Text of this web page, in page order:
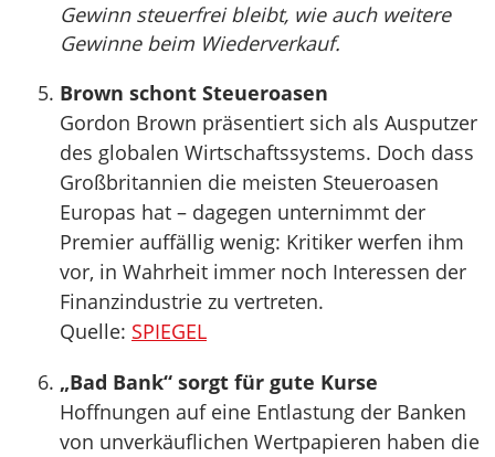
Gewinn steuerfrei bleibt, wie auch weitere
Gewinne beim Wiederverkauf.
Brown schont Steueroasen
Gordon Brown präsentiert sich als Ausputzer
des globalen Wirtschaftssystems. Doch dass
Großbritannien die meisten Steueroasen
Europas hat – dagegen unternimmt der
Premier auffällig wenig: Kritiker werfen ihm
vor, in Wahrheit immer noch Interessen der
Finanzindustrie zu vertreten.
Quelle: SPIEGEL
„Bad Bank“ sorgt für gute Kurse
Hoffnungen auf eine Entlastung der Banken
von unverkäuflichen Wertpapieren haben die